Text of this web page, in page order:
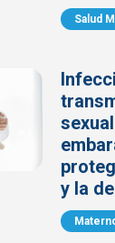
Salud
y la